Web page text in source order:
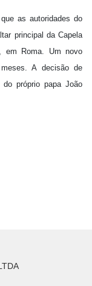
as autoridades do
principal da Capela
em Roma. Um novo
A decisão de
próprio papa João